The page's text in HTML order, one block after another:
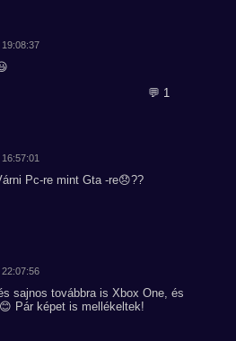
💬 1
Pc-re mint Gta -re😞??
sajnos továbbra is Xbox One, és
Pár képet is mellékeltek!